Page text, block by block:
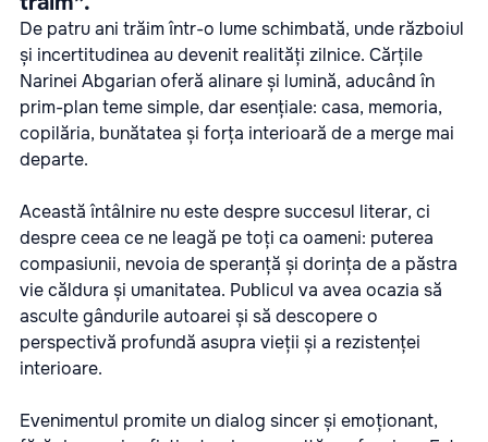
De patru ani trăim într-o lume schimbată, unde războiul
și incertitudinea au devenit realități zilnice. Cărțile
Narinei Abgarian oferă alinare și lumină, aducând în
prim-plan teme simple, dar esențiale: casa, memoria,
copilăria, bunătatea și forța interioară de a merge mai
departe.
Această întâlnire nu este despre succesul literar, ci
despre ceea ce ne leagă pe toți ca oameni: puterea
compasiunii, nevoia de speranță și dorința de a păstra
vie căldura și umanitatea. Publicul va avea ocazia să
asculte gândurile autoarei și să descopere o
perspectivă profundă asupra vieții și a rezistenței
interioare.
Evenimentul promite un dialog sincer și emoționant,